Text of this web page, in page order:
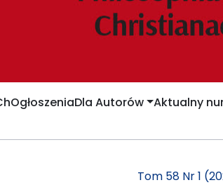
OgłoszeniaDla Autorów Aktualny
Tom 58 Nr 1